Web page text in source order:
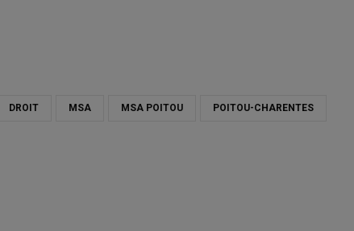
DROIT MSA MSA POITOU POITOU-CHARENTES